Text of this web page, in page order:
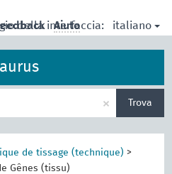
della interfaccia: italiano
Aiuto
× Trova
de tissage (technique) >
Gênes (tissu)